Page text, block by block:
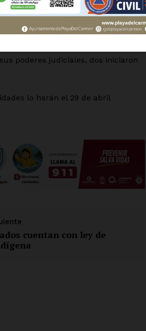
crearon la página “Conóceles”, a
poderes judiciales, dos iniciaron
lo harán el 29 de abril
cuentan con ley de